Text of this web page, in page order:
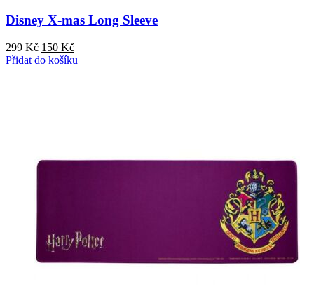
Disney X-mas Long Sleeve
299Kč Původní
cena
150 KčAktuální
cena
Přidat do košíku